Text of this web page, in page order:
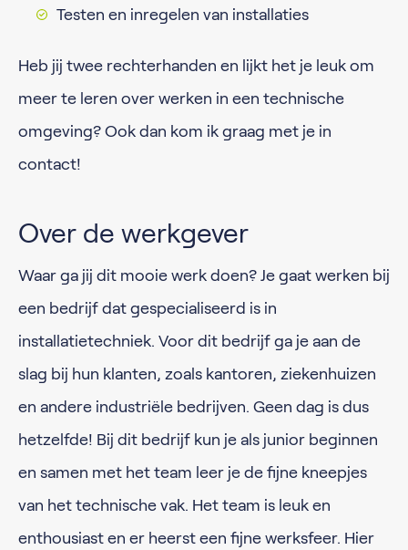
Testen en inregelen van installaties
Heb jij twee rechterhanden en lijkt het je leuk om
meer te leren over werken in een technische
omgeving? Ook dan kom ik graag met je in
contact!
Over de werkgever
Waar ga jij dit mooie werk doen? Je gaat werken bij
een bedrijf dat gespecialiseerd is in
installatietechniek. Voor dit bedrijf ga je aan de
slag bij hun klanten, zoals kantoren, ziekenhuizen
en andere industriële bedrijven. Geen dag is dus
hetzelfde! Bij dit bedrijf kun je als junior beginnen
en samen met het team leer je de fijne kneepjes
van het technische vak. Het team is leuk en
enthousiast en er heerst een fijne werksfeer. Hier